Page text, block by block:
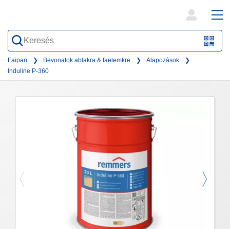
QR-
form
Faipari Bevonatok ablakra & faelemkre
Alapozások
Induline P-360